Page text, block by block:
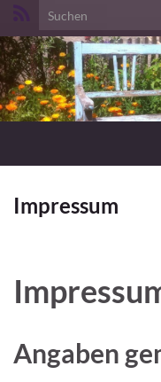
Search for:
Impressum
Angaben